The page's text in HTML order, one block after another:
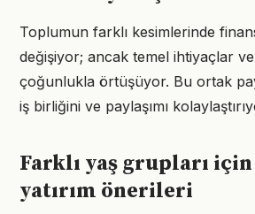
Toplumun farklı kesimlerinde
değişiyor; ancak temel ihtiyaçlar
çoğunlukla örtüşüyor. Bu ortak
iş birliğini ve paylaşımı
Farklı yaş grupları
yatırım önerileri